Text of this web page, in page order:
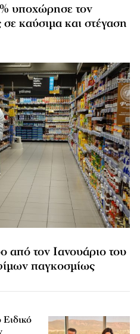
υποχώρησε τον
σε καύσιμα και στέγαση
από τον Ιανουάριο του
παγκοσμίως